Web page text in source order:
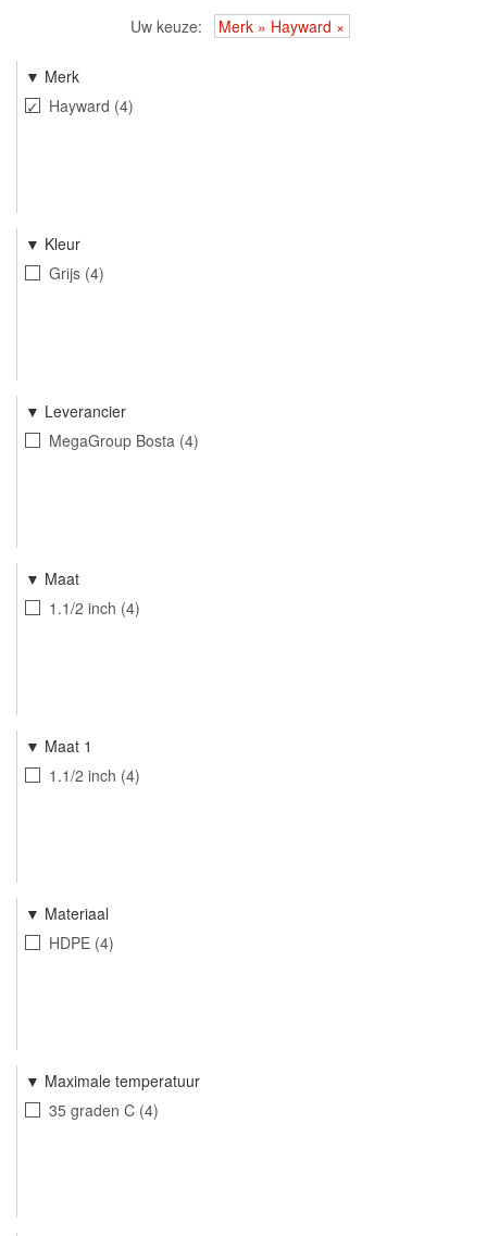
Uw keuze Merk » Hayward
Merk
Hayward 4
Kleur
Grijs 4
Leverancier
MegaGroup Bosta 4
Maat
1.1/2 inch 4
Maat 1
1.1/2 inch 4
Materiaal
HDPE 4
Maximale temperatuur
35 graden C 4